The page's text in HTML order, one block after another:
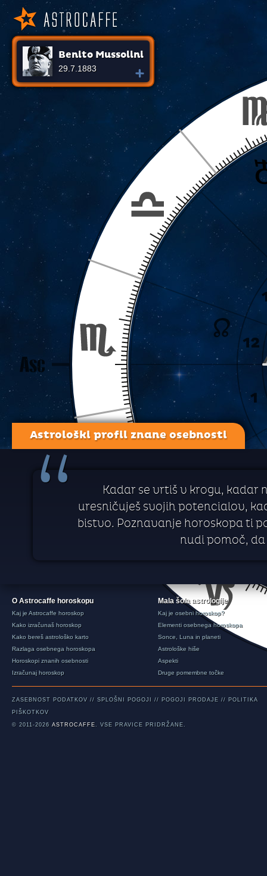
Benito Mussolini
29.7.1883
Astrološki profil znane osebnosti
“
Kadar se vrtiš v krogu, kadar
uresničuješ svojih potencialov,
bistvo. Poznavanje horoskopa ti
nudi pomoč,
O Astrocaffe horoskopu
Kaj je Astrocaffe horoskop
Kako izračunaš horoskop
Kako bereš astrološko karto
Razlaga osebnega horoskopa
Horoskopi znanih osebnosti
Izračunaj horoskop
Mala šola astrologije
Kaj je osebni horoskop?
Elementi osebnega horoskopa
Sonce, Luna in planeti
Astrološke hiše
Aspekti
Druge pomembne točke
ZASEBNOST PODATKOV // SPLOŠNI POGOJI // POGOJI PRODAJE // POLITIKA
PIŠKOTKOV
© 2011-2026 ASTROCAFFE. VSE PRAVICE PRIDRŽANE.